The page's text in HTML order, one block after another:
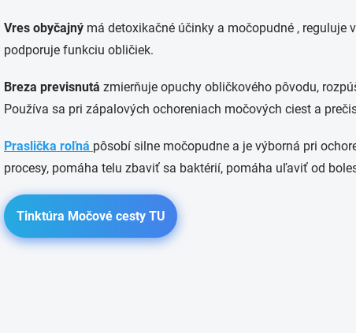
Vres obyčajný má detoxikačné účinky a močopudné , reguluje
podporuje funkciu obličiek.
Breza previsnutá zmierňuje opuchy obličkového pôvodu,
Používa sa pri zápalových ochoreniach močových ciest a
Praslička roľná pôsobí silne močopudne a je výborná pri
procesy, pomáha telu zbaviť sa baktérií, pomáha uľaviť od
Tinktúra Močové cesty TU